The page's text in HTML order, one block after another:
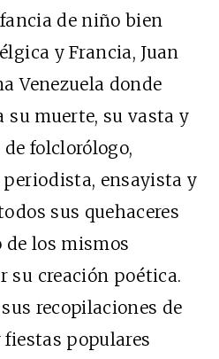
de niño bien
y Francia, Juan
Venezuela donde
su muerte, su vasta y
folclorólogo,
ensayista y
sus quehaceres
de los mismos
su creación poética.
recopilaciones de
fiestas populares